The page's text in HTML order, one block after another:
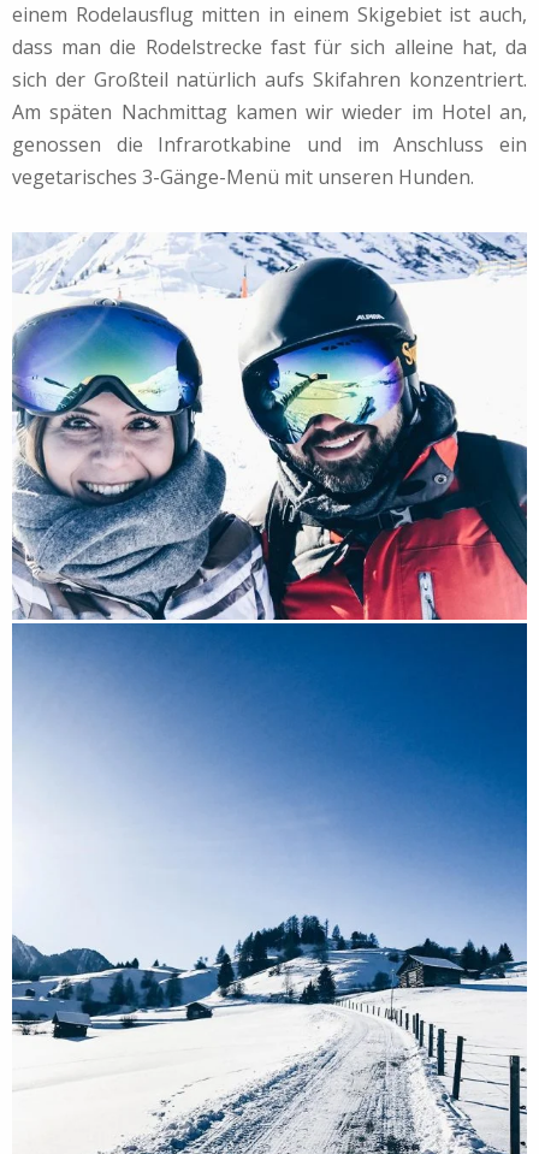
einem Rodelausflug mitten in einem Skigebiet ist auch,
dass man die Rodelstrecke fast für sich alleine hat, da
sich der Großteil natürlich aufs Skifahren konzentriert.
Am späten Nachmittag kamen wir wieder im Hotel an,
genossen die Infrarotkabine und im Anschluss ein
vegetarisches 3-Gänge-Menü mit unseren Hunden.